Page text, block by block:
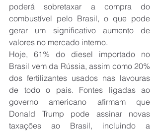
poderá sobretaxar a compra do
combustível pelo Brasil, o que pode
gerar um significativo aumento de
valores no mercado interno.
Hoje, 61% do diesel importado no
Brasil vem da Rússia, assim como 20%
dos fertilizantes usados nas lavouras
de todo o país. Fontes ligadas ao
governo americano afirmam que
Donald Trump pode assinar novas
taxações ao Brasil, incluindo a